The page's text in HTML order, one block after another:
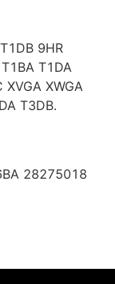
9HR
T1DA
XVGA XWGA
T3DB.
28275018